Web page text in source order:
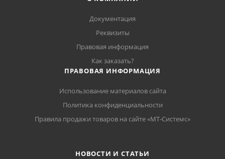
Документация
Реквизиты
Правовая информация
Как заказать?
ПРАВОВАЯ ИНФОРМАЦИЯ
Использование материалов сайта
Политика конфиденциальности
Правила продажи товаров на сайте «МТ-Системс»
НОВОСТИ И СТАТЬИ